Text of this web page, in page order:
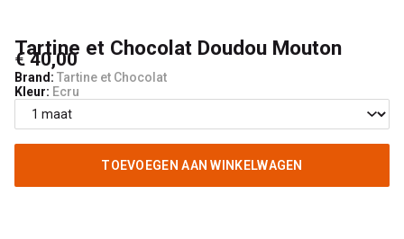
Tartine et Chocolat Doudou Mouton
€ 40,00
Brand: Tartine et Chocolat
Kleur: Ecru
TOEVOEGEN AAN WINKELWAGEN